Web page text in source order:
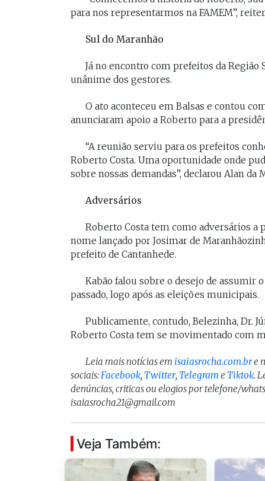
para nos representarmos na FAMEM”,
Sul do Maranhão
Já no encontro com prefeitos da
unânime dos gestores.
O ato aconteceu em Balsas e contou
anunciaram apoio a Roberto para a
“A reunião serviu para os prefeitos
Roberto Costa. Uma oportunidade onde
sobre nossas demandas”, declarou Alan da
Adversários
Roberto Costa tem como adversários a
nome lançado por Josimar de
prefeito de Cantanhede.
Kabão falou sobre o desejo de assumir
passado, logo após as eleições municipais.
Publicamente, contudo, Belezinha, Dr.
Roberto Costa tem se movimentado com
Leia mais notícias em isaiasrocha.com.bre
sociais:Facebook, Twitter, Telegrame Tiktok.
denúncias, criticas ou elogios por telefone/
isaiasrocha21@gmail.com
Veja Também: